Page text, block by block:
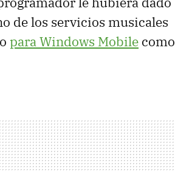
de los servicios musicales
para Windows Mobile como